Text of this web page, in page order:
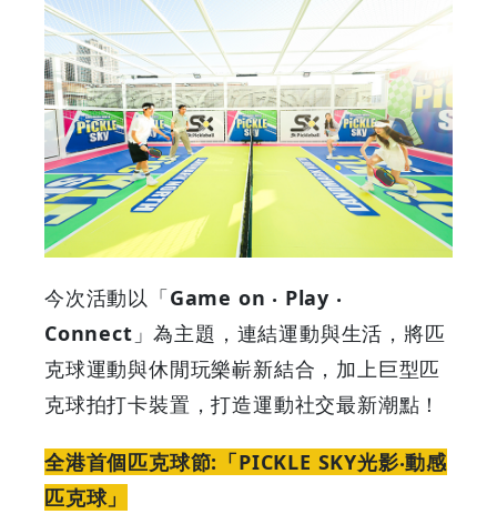
今次活動以「Game on ‧ Play ‧
Connect 」為主題，連結運動與生活，將匹
克球運動與休閒玩樂嶄新結合，加上巨型匹
克球拍打卡裝置，打造運動社交最新潮點！
全港首個匹克球節:「PICKLE SKY光影‧動感
匹克球」